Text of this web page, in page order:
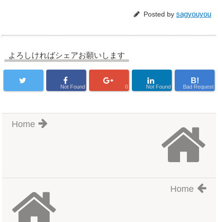
Posted by sagyouyou
よろしければシェアお願いします
Not Found 0 Not Found
B!
Bad Request
Home
Home